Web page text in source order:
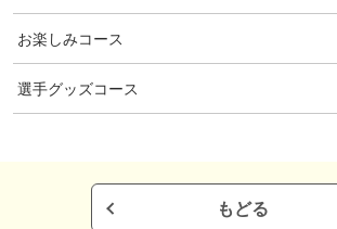
お楽しみコース
選手グッズコース
もどる